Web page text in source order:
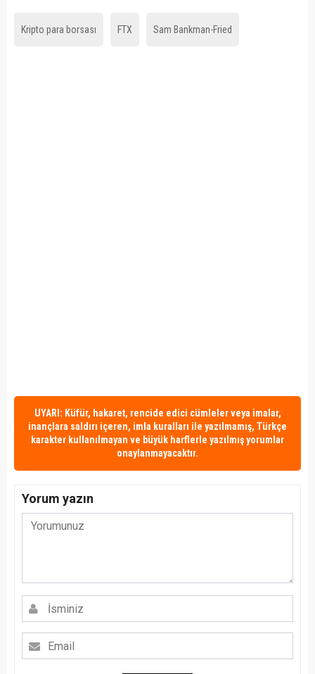
Kripto para borsası FTX Sam Bankman-Fried
UYARI: Küfür, hakaret, rencide edici cümleler veya imalar,
inançlara saldırı içeren, imla kuralları ile yazılmamış, Türkçe
karakter kullanılmayan ve büyük harflerle yazılmış yorumlar
onaylanmayacaktır.
Yorum yazın